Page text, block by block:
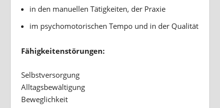
in den manuellen Tätigkeiten, der Praxie
im psychomotorischen Tempo und in der Qualität
Fähigkeitenstörungen:
Selbstversorgung
Alltagsbewältigung
Beweglichkeit